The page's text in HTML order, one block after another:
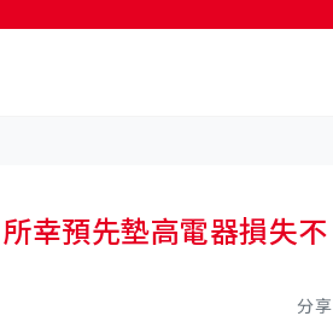
幸預先墊高電器損失不
分享